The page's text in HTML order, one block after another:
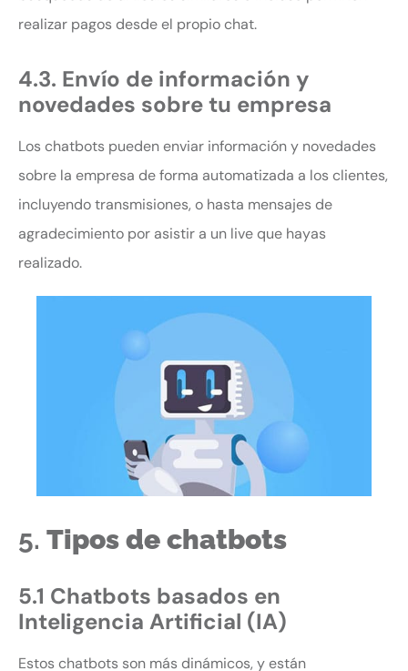
realizar pagos desde el propio chat.
4.3. Envío de información y
novedades sobre tu empresa
Los chatbots pueden enviar información y novedades
sobre la empresa de forma automatizada a los clientes,
incluyendo transmisiones, o hasta mensajes de
agradecimiento por asistir a un live que hayas
realizado.
5. Tipos de chatbots
5.1 Chatbots basados en
Inteligencia Artificial (IA)
Estos chatbots son más dinámicos, y están